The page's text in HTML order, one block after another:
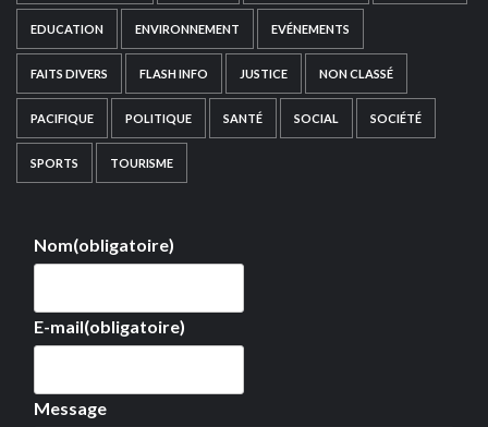
EDUCATION ENVIRONNEMENT EVÉNEMENTS
FAITS DIVERS FLASH INFO JUSTICE NON CLASSÉ
PACIFIQUE POLITIQUE SANTÉ SOCIAL SOCIÉTÉ
SPORTS TOURISME
Nom(obligatoire)
E-mail(obligatoire)
Message